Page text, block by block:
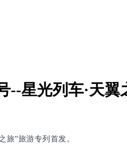
--星光列车·天
旅”旅游专列首发。